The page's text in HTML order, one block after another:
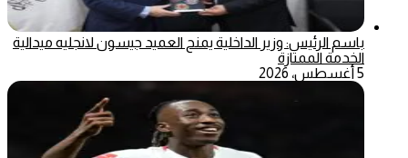
باسم الرئيس: وزير الداخلية يمنح العميد جيسون لانجليه ميدالية
الخدمة الممتازة
5 أغسطس، 2026